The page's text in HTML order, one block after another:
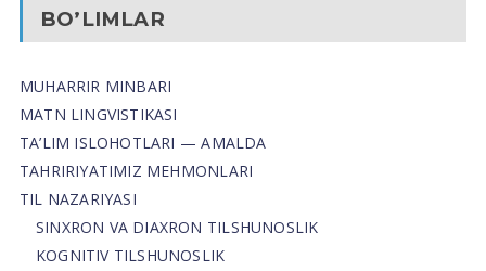
BO’LIMLAR
MUHARRIR MINBARI
MATN LINGVISTIKASI
TA’LIM ISLOHOTLARI — AMALDA
TAHRIRIYATIMIZ MEHMONLARI
TIL NAZARIYASI
SINXRON VA DIAXRON TILSHUNOSLIK
KOGNITIV TILSHUNOSLIK